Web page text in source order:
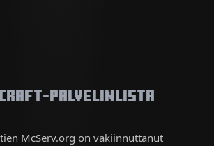
palvelinlista
McServ.org on vakiinnuttanut